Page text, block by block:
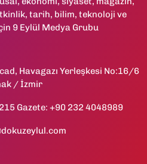
tarih, bilim, teknoloji ve
9 Eylül Medya Grubu
Havagazı Yerleşkesi No:16/6
/ İzmir
Gazete: +90 232 4048989